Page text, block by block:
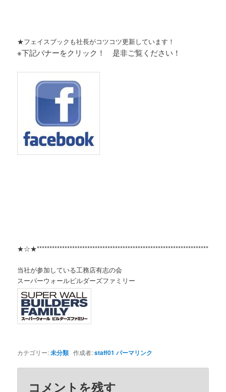
★フェイスブックも社長がコツコツ更新しています！
※下記バナーをクリック！ 是非ご覧ください！
当社が参加している工務店有志の会
スーパーウォールビルダーズファミリー
カテゴリー:未分類 作成者:staff01 パーマリンク
コメントを残す